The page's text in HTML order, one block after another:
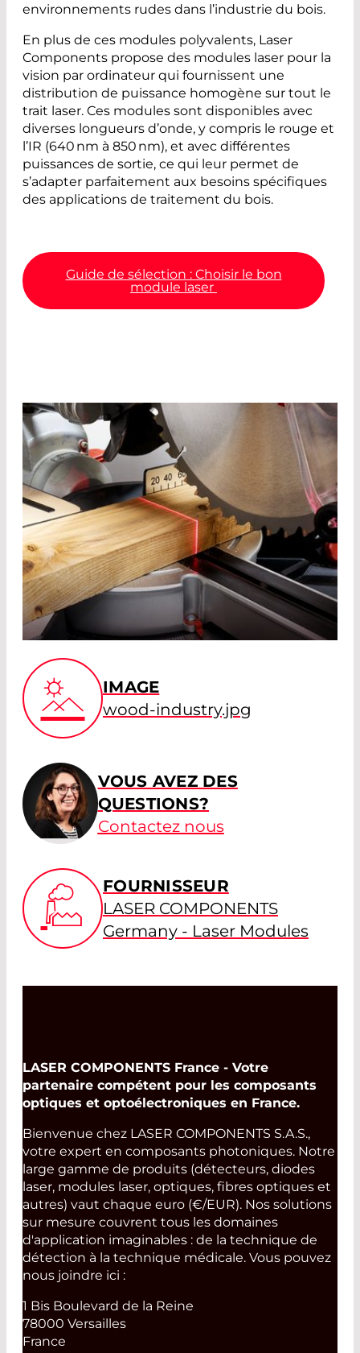
environnements rudes dans l’industrie du bois.
En plus de ces modules polyvalents, Laser
Components propose des modules laser pour la
vision par ordinateur qui fournissent une
distribution de puissance homogène sur tout le
trait laser. Ces modules sont disponibles avec
diverses longueurs d’onde, y compris le rouge et
l’IR (640 nm à 850 nm), et avec différentes
puissances de sortie, ce qui leur permet de
s’adapter parfaitement aux besoins spécifiques
des applications de traitement du bois.
Guide de sélection : Choisir le bon
module laser
IMAGE
wood-industry.jpg
VOUS AVEZ DES
QUESTIONS?
Contactez nous
FOURNISSEUR
LASER COMPONENTS
Germany - Laser Modules
LASER COMPONENTS France - Votre
partenaire compétent pour les composants
optiques et optoélectroniques en France.
Bienvenue chez LASER COMPONENTS S.A.S.,
votre expert en composants photoniques. Notre
large gamme de produits (détecteurs, diodes
laser, modules laser, optiques, fibres optiques et
autres) vaut chaque euro (€/EUR). Nos solutions
sur mesure couvrent tous les domaines
d'application imaginables : de la technique de
détection à la technique médicale. Vous pouvez
nous joindre ici :
1 Bis Boulevard de la Reine
78000 Versailles
France